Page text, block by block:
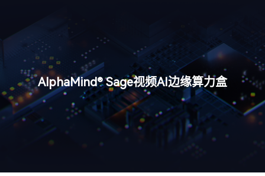
AlphaMind® Sage视频AI边缘算力盒